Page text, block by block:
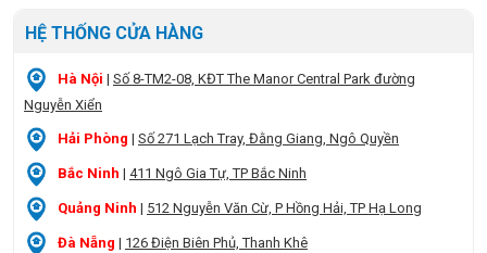
HỆ THỐNG CỬA HÀNG
Hà Nội | Số 8-TM2-08, KĐT The Manor Central Park đường
Nguyễn Xiển
Hải Phòng | Số 271 Lạch Tray, Đằng Giang, Ngô Quyền
Bắc Ninh | 411 Ngô Gia Tự, TP Bắc Ninh
Quảng Ninh | 512 Nguyễn Văn Cừ, P Hồng Hải, TP Hạ Long
Đà Nẵng | 126 Điện Biên Phủ, Thanh Khê